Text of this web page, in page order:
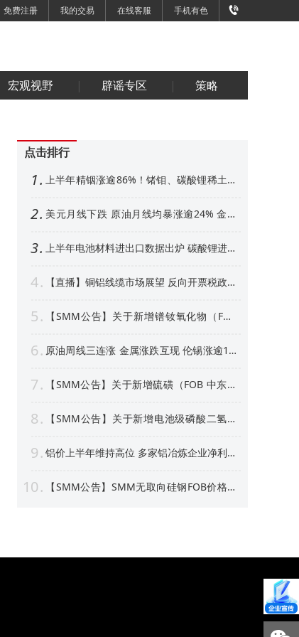
免费注册 我的交易 在线客服 手机有色
宏观视野 辟谣专区 策略
点击排行
1
上半年精铟涨逾86%！锗钼、碳酸锂稀土紧
2 美元月线下跌 原油月线均暴涨逾24% 金属
3 上半年电池材料进出口数据出炉 碳酸锂进口
4
【直播】铜铝线缆市场展望 反向开票税政形
5
【SMM公告】关于新增镨钕氧化物（FOB
6
原油周线三连涨 金属涨跌互现 伦锡涨逾1%
7
【SMM公告】关于新增硫磺（FOB 中东）
8
【SMM公告】关于新增电池级磷酸二氢锂
9 铝价上半年维持高位 多家铝冶炼企业净利预
10
【SMM公告】SMM无取向硅钢FOB价格点